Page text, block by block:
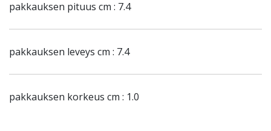
pakkauksen pituus cm : 7.4
pakkauksen leveys cm : 7.4
pakkauksen korkeus cm : 1.0